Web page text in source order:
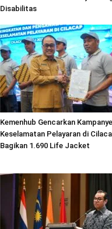
Disabilitas
Kemenhub Gencarkan Kampanye
Keselamatan Pelayaran di
Bagikan 1.690 Life Jacket